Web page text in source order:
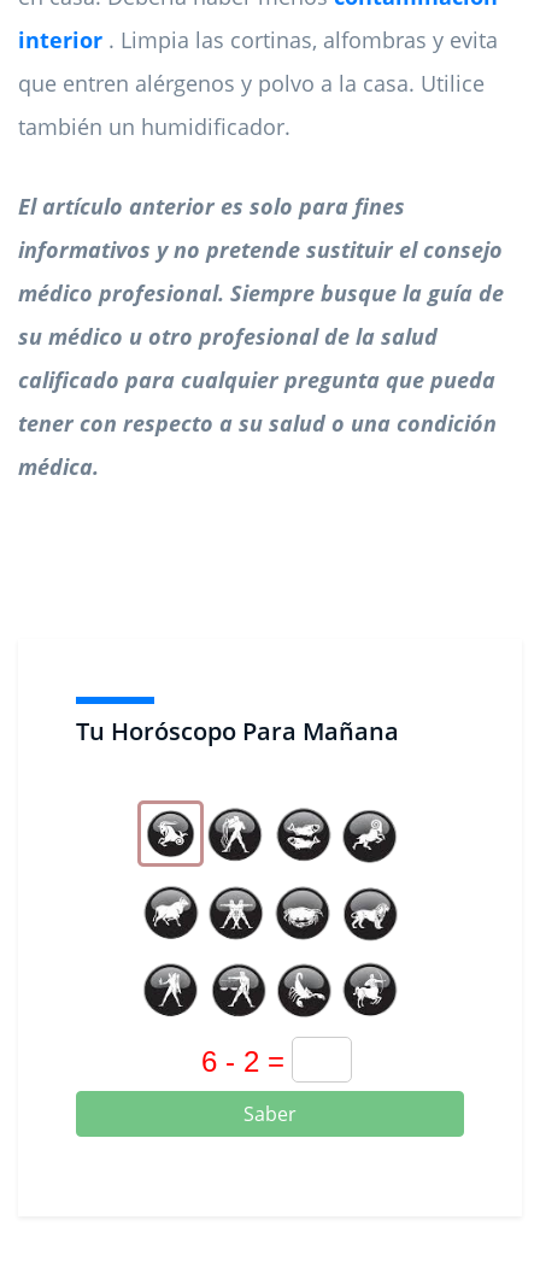
Tu Horóscopo Para Mañana
Saber
interior . Limpia las cortinas, alfombras y evita
que entren alérgenos y polvo a la casa. Utilice
también un humidificador.
El artículo anterior es solo para fines
informativos y no pretende sustituir el consejo
médico profesional. Siempre busque la guía de
su médico u otro profesional de la salud
calificado para cualquier pregunta que pueda
tener con respecto a su salud o una condición
médica.